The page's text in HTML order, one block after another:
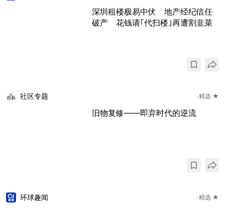
深圳租楼极易中伏 地产经纪信任
破产 花钱请｢代扫楼｣再遭割韭菜
社区专题 精选 ★
旧物复修——即弃时代的逆流
环球趣闻 精选 ★